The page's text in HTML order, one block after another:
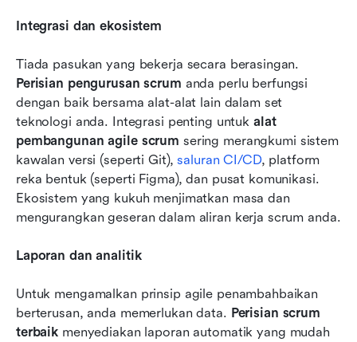
Integrasi dan ekosistem
Perisian pengurusan scrum anda perlu berfungsi
dengan baik bersama alat-alat lain dalam set
teknologi anda. Integrasi penting untuk alat
pembangunan agile scrum sering merangkumi sistem
kawalan versi (seperti Git), saluran CI/CD, platform
reka bentuk (seperti Figma), dan pusat komunikasi.
Ekosistem yang kukuh menjimatkan masa dan
mengurangkan geseran dalam aliran kerja scrum anda.
Laporan dan analitik
Untuk mengamalkan prinsip agile penambahbaikan
berterusan, anda memerlukan data. Perisian scrum
terbaik menyediakan laporan automatik yang mudah